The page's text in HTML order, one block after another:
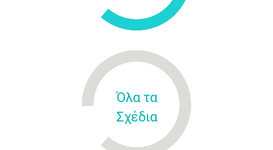
Όλα τα
Σχέδια